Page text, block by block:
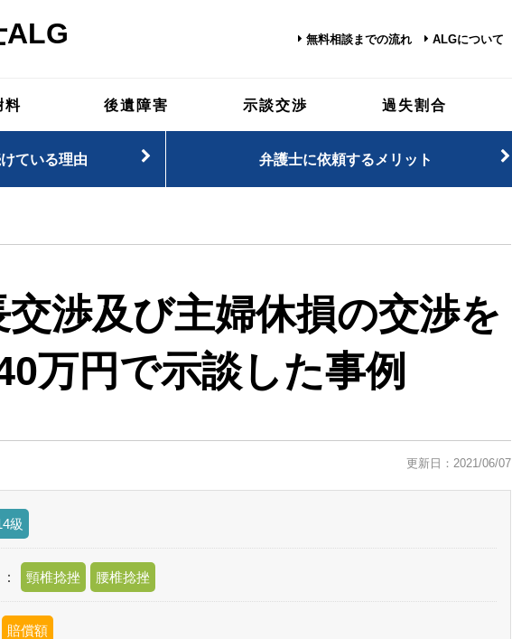
ALG 無料相談までの流れ ALGについて
料 後遺障害 示談交渉 過失割合
ている理由 弁護士に依頼するメリット
渉及び主婦休損の交渉を
万円で示談した事例
更新日：2021/06/07
級
頸椎捻挫 腰椎捻挫
賠償額